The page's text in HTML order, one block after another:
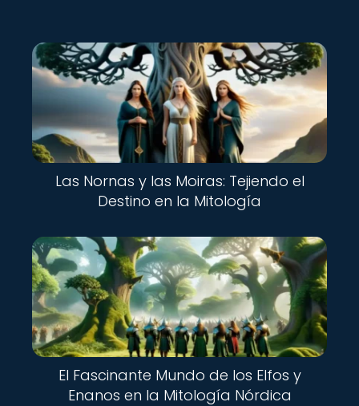
Las Nornas y las Moiras: Tejiendo el
Destino en la Mitología
El Fascinante Mundo de los Elfos y
Enanos en la Mitología Nórdica